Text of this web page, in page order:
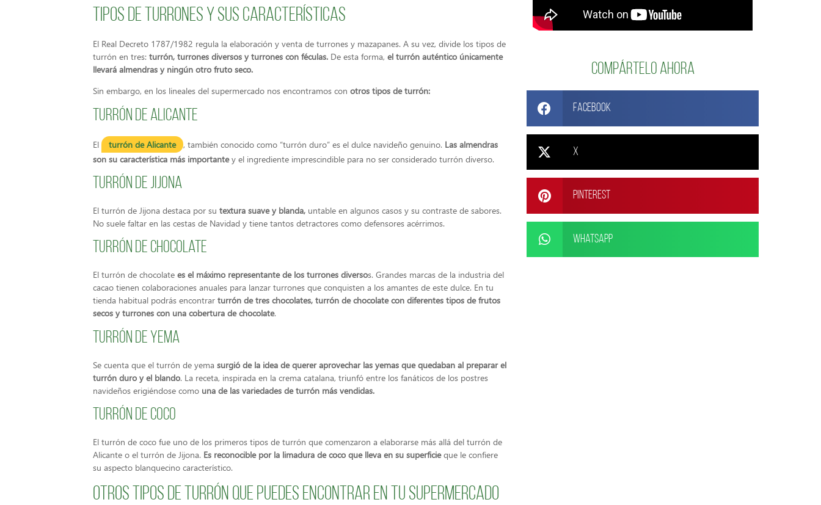
Tipos de turrones y sus características
El Real Decreto 1787/1982 regula la elaboración y venta de turrones y mazapanes. A su vez, divide los tipos de
turrón en tres: turrón, turrones diversos y turrones con féculas. De esta forma, el turrón auténtico únicamente
llevará almendras y ningún otro fruto seco.
Sin embargo, en los lineales del supermercado nos encontramos con otros tipos de turrón:
Turrón de Alicante
El turrón de Alicante , también conocido como “turrón duro” es el dulce navideño genuino. Las almendras
son su característica más importantey el ingrediente imprescindible para no ser considerado turrón diverso.
Turrón de Jijona
El turrón de Jijona destaca por su textura suave y blanda, untable en algunos casos y su contraste de sabores.
No suele faltar en las cestas de Navidad y tiene tantos detractores como defensores acérrimos.
Turrón de chocolate
El turrón de chocolate es el máximo representante de los turrones diversos. Grandes marcas de la industria del
cacao tienen colaboraciones anuales para lanzar turrones que conquisten a los amantes de este dulce. En tu
tienda habitual podrás encontrar turrón de tres chocolates, turrón de chocolate con diferentes tipos de frutos
secos y turrones con una cobertura de chocolate.
Turrón de yema
Se cuenta que el turrón de yema surgió de la idea de querer aprovechar las yemas que quedaban al preparar el
turrón duro y el blando. La receta, inspirada en la crema catalana, triunfó entre los fanáticos de los postres
navideños erigiéndose como una de las variedades de turrón más vendidas.
Turrón de coco
El turrón de coco fue uno de los primeros tipos de turrón que comenzaron a elaborarse más allá del turrón de
Alicante o el turrón de Jijona. Es reconocible por la limadura de coco que lleva en su superficieque le confiere
su aspecto blanquecino característico.
Otros tipos de turrón que puedes encontrar en tu supermercado
Compártelo ahora
Facebook
X
Pinterest
WhatsApp